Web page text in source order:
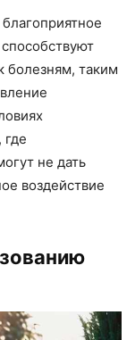
болезням, таким
не дать
воздействие